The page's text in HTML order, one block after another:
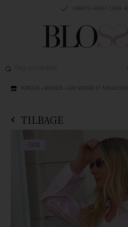
GRATIS FRAGT OVER 499,-
FORSIDE » BRANDS » DAY BIRGER ET MIKKELSEN
TILBAGE